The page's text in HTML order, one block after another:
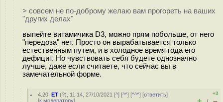
> совсем не по-доброму желаю вам прогореть на ваших
"других делах"
выпейте витамичика D3, можно прям побольше, от него
"передоза" нет. Просто он вырабатывается только
естественным путем, и в холодное время года его
дефицит. Но чувствовать себя будете однозначно
лучше, даже если считаете, что сейчас вы в
замечательной форме.
4.20 ,ET (?), 11:14, 27/10/2021 [^] [^^] [^^^] [ответить]
[к модератору]
+3